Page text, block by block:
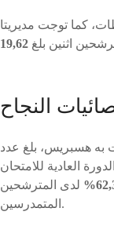
كما توجت مديريتا
اثنين بلغ 19,62
النجاح
به هسبريس، بلغ عدد
العادية للامتحان
لدى المترشحين
المتمدرسين.